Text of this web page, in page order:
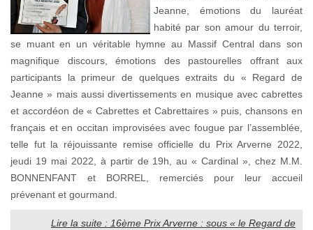
Jeanne, émotions du lauréat
habité par son amour du terroir,
se muant en un véritable hymne au Massif Central dans son
magnifique discours, émotions des pastourelles offrant aux
participants la primeur de quelques extraits du « Regard de
Jeanne » mais aussi divertissements en musique avec cabrettes
et accordéon de « Cabrettes et Cabrettaires » puis, chansons en
français et en occitan improvisées avec fougue par l’assemblée,
telle fut la réjouissante remise officielle du Prix Arverne 2022,
jeudi 19 mai 2022, à partir de 19h, au « Cardinal », chez M.M.
BONNENFANT et BORREL, remerciés pour leur accueil
prévenant et gourmand.
Lire la suite : 16ème Prix Arverne : sous « le Regard de